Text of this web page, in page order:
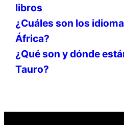
libros
¿Cuáles son los
África?
¿Qué son y dónde
Tauro?